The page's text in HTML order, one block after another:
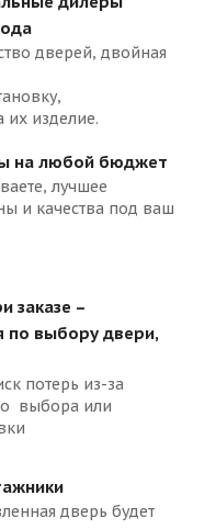
дверей, двойная
их изделие.
на любой бюджет
лучшее
и качества под ваш
заказе –
по выбору двери,
потерь из-за
выбора или
дверь будет